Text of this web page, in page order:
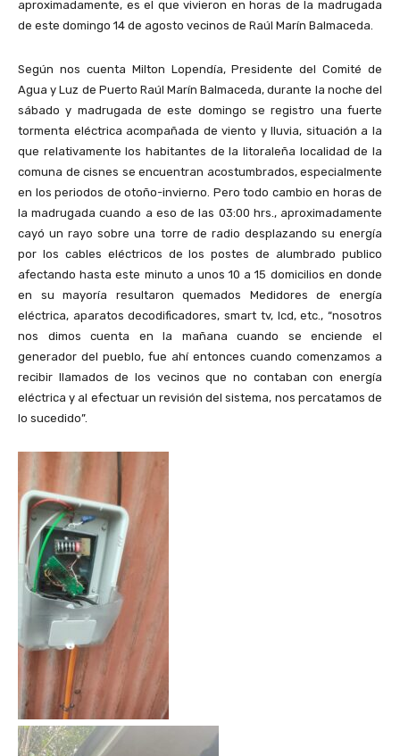
aproximadamente, es el que vivieron en horas de la madrugada
de este domingo 14 de agosto vecinos de Raúl Marín Balmaceda.
Según nos cuenta Milton Lopendía, Presidente del Comité de
Agua y Luz de Puerto Raúl Marín Balmaceda, durante la noche del
sábado y madrugada de este domingo se registro una fuerte
tormenta eléctrica acompañada de viento y lluvia, situación a la
que relativamente los habitantes de la litoraleña localidad de la
comuna de cisnes se encuentran acostumbrados, especialmente
en los periodos de otoño-invierno. Pero todo cambio en horas de
la madrugada cuando a eso de las 03:00 hrs., aproximadamente
cayó un rayo sobre una torre de radio desplazando su energía
por los cables eléctricos de los postes de alumbrado publico
afectando hasta este minuto a unos 10 a 15 domicilios en donde
en su mayoría resultaron quemados Medidores de energía
eléctrica, aparatos decodificadores, smart tv, lcd, etc., “nosotros
nos dimos cuenta en la mañana cuando se enciende el
generador del pueblo, fue ahí entonces cuando comenzamos a
recibir llamados de los vecinos que no contaban con energía
eléctrica y al efectuar un revisión del sistema, nos percatamos de
lo sucedido”.